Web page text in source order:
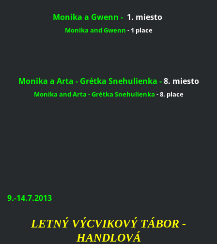
Monika a Gwenn - 1. miesto
Monika andGwenn - 1 place
Monika a Arta - Grétka Snehulienka -8. miesto
Monika andArta -Grétka Snehulienka -8. place
9.-14.7.2013
LETNÝ VÝCVIKOVÝ TÁBOR -
HANDLOVÁ